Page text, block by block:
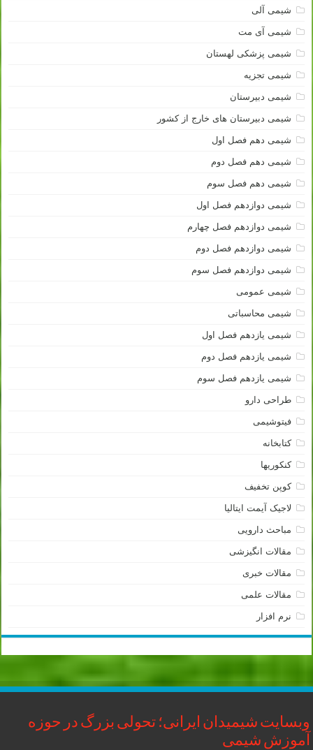
شیمی آلی
شیمی آی مت
شیمی پزشکی لهستان
شیمی تجزیه
شیمی دبیرستان
شیمی دبیرستان های خارج از کشور
شیمی دهم فصل اول
شیمی دهم فصل دوم
شیمی دهم فصل سوم
شیمی دوازدهم فصل اول
شیمی دوازدهم فصل چهارم
شیمی دوازدهم فصل دوم
شیمی دوازدهم فصل سوم
شیمی عمومی
شیمی محاسباتی
شیمی یازدهم فصل اول
شیمی یازدهم فصل دوم
شیمی یازدهم فصل سوم
طراحی دارو
فیتوشیمی
کتابخانه
کنکوریها
کوپن تخفیف
لاجیک آیمت ایتالیا
مباحث دارویی
مقالات انگیزشی
مقالات خبری
مقالات علمی
نرم افزار
وبسایت شیمیدان ایرانی؛ تحولی بزرگ در حوزه
آموزش شیمی